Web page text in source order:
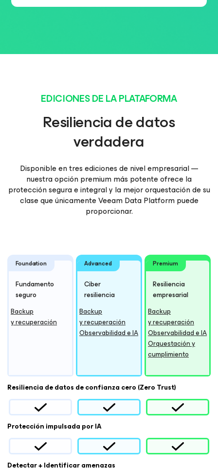
EDICIONES DE LA PLATAFORMA
Resiliencia de datos
verdadera
Disponible en tres ediciones de nivel empresarial —
nuestra opción premium más potente ofrece la
protección segura e integral y la mejor orquestación de su
clase que únicamente Veeam Data Platform puede
proporcionar.
Foundation
Fundamento
seguro
Advanced
Ciber
resiliencia
Premium
Resiliencia
empresarial
Backup
y recuperación
Backup
y recuperación
Observabilidad e IA
Backup
y recuperación
Observabilidad e IA
Orquestación y
cumplimiento
Resiliencia de datos de confianza cero (Zero Trust)
Protección impulsada por IA
Detectar + Identificar amenazas